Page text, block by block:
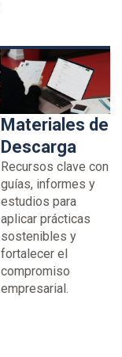
Materiales de
Descarga
Recursos clave con
guías, informes y
estudios para
aplicar prácticas
sostenibles y
fortalecer el
compromiso
empresarial.